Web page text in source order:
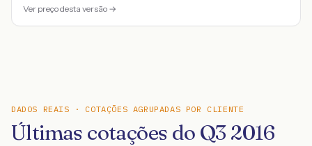
Ver preço desta versão →
DADOS REAIS · COTAÇÕES AGRUPADAS POR CLIENTE
Últimas cotações do Q3 2016